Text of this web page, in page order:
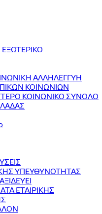
ΑΛΛΗΛΕΓΓΥΗ
ΚΟΙΝΩΝΙΩΝ
ΚΟΙΝΩΝΙΚΟ ΣΥΝΟΛΟ
ΥΠΕΥΘΥΝΟΤΗΤΑΣ
ΕΤΑΙΡΙΚΗΣ